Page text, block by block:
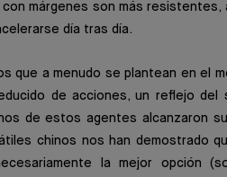
márgenes son más resistentes,
día tras día.
que a menudo se plantean en el
de acciones, un reflejo del
de estos agentes alcanzaron
chinos nos han demostrado
la mejor opción